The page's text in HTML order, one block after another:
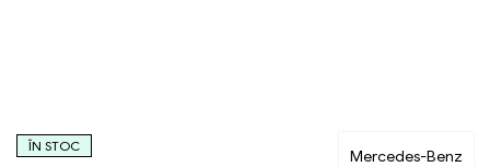
Mercedes-Benz
ÎN STOC